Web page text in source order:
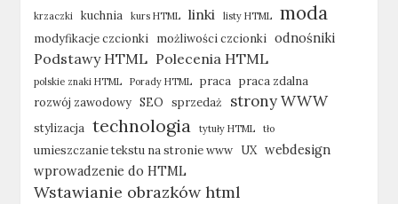
krzaczki kuchnia kurs HTML linki listy HTML moda
modyfikacje czcionki możliwości czcionki odnośniki
Podstawy HTML Polecenia HTML
polskie znaki HTML Porady HTML praca praca zdalna
rozwój zawodowy SEO sprzedaż strony WWW
stylizacja technologia tytuły HTML tło
umieszczanie tekstu na stronie www UX webdesign
wprowadzenie do HTML
Wstawianie obrazków html